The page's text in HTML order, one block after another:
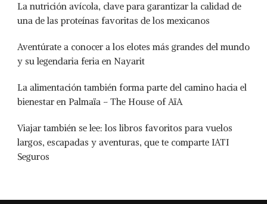
La nutrición avícola, clave para garantizar la calidad de
una de las proteínas favoritas de los mexicanos
Aventúrate a conocer a los elotes más grandes del mundo
y su legendaria feria en Nayarit
La alimentación también forma parte del camino hacia el
bienestar en Palmaïa – The House of AïA
Viajar también se lee: los libros favoritos para vuelos
largos, escapadas y aventuras, que te comparte IATI
Seguros